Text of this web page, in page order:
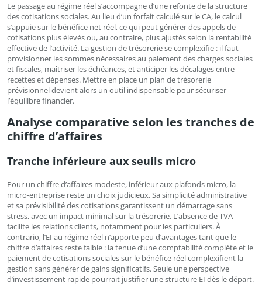
Le passage au régime réel s’accompagne d’une refonte de la structure
des cotisations sociales. Au lieu d’un forfait calculé sur le CA, le calcul
s’appuie sur le bénéfice net réel, ce qui peut générer des appels de
cotisations plus élevés ou, au contraire, plus ajustés selon la rentabilité
effective de l’activité. La gestion de trésorerie se complexifie : il faut
provisionner les sommes nécessaires au paiement des charges sociales
et fiscales, maîtriser les échéances, et anticiper les décalages entre
recettes et dépenses. Mettre en place un plan de trésorerie
prévisionnel devient alors un outil indispensable pour sécuriser
l’équilibre financier.
Analyse comparative selon les tranches de
chiffre d’affaires
Tranche inférieure aux seuils micro
Pour un chiffre d’affaires modeste, inférieur aux plafonds micro, la
micro-entreprise reste un choix judicieux. Sa simplicité administrative
et sa prévisibilité des cotisations garantissent un démarrage sans
stress, avec un impact minimal sur la trésorerie. L’absence de TVA
facilite les relations clients, notamment pour les particuliers. À
contrario, l’EI au régime réel n’apporte peu d’avantages tant que le
chiffre d’affaires reste faible : la tenue d’une comptabilité complète et le
paiement de cotisations sociales sur le bénéfice réel complexifient la
gestion sans générer de gains significatifs. Seule une perspective
d’investissement rapide pourrait justifier une structure EI dès le départ.